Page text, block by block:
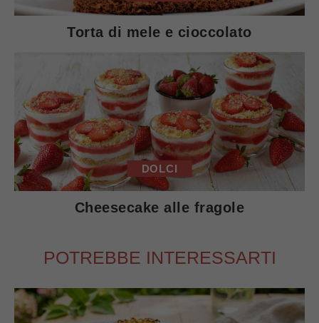
Torta di mele e cioccolato
DOLCI
Cheesecake alle fragole
POTREBBE INTERESSARTI